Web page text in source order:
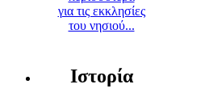
για τις εκκλησίες
του νησιού...
Ιστορία